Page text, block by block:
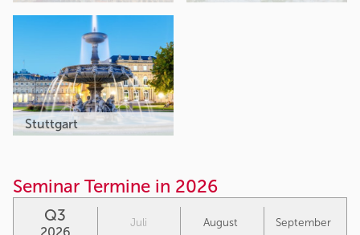
Stuttgart
Seminar Termine in 2026
Q3 Juli August September